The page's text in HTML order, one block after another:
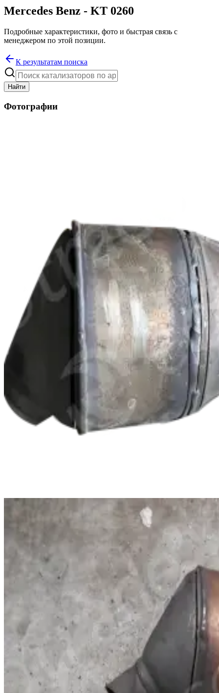
Mercedes Benz - KT 0260
Подробные характеристики, фото и быстрая связь с
менеджером по этой позиции.
К результатам поиска
Найти
Фотографии